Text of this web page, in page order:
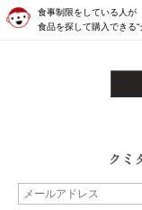
食事制限をしている人が
食品を探して購入できる“